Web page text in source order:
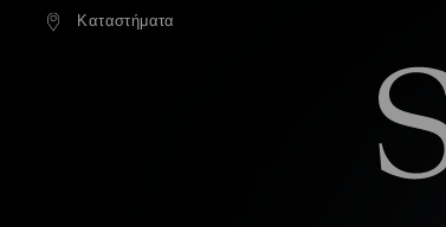
Accesskeys list
Καταστήματα
αποστολή άνω των 99 EUR